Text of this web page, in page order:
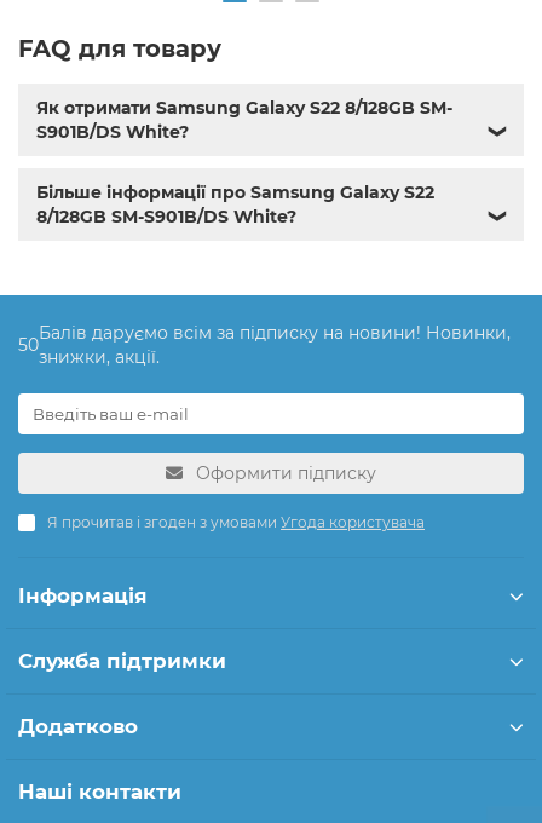
FAQ для товару
Як отримати Samsung Galaxy S22 8/128GB SM-
S901B/DS White?
❯
Більше інформації про Samsung Galaxy S22
8/128GB SM-S901B/DS White?
❯
50
Балів даруємо всім за підписку на новини! Новинки,
знижки, акції.
Оформити підписку
Я прочитав і згоден з умовами Угода користувача
Інформація
Служба підтримки
Додатково
Наші контакти